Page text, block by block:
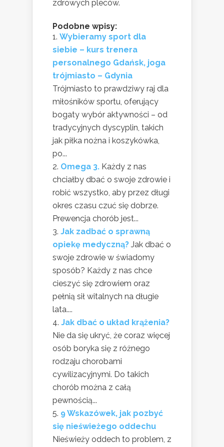
zdrowych pleców.
Podobne wpisy:
Wybieramy sport dla
siebie – kurs trenera
personalnego Gdańsk, joga
trójmiasto – Gdynia
Trójmiasto to prawdziwy raj dla
miłośników sportu, oferujący
bogaty wybór aktywności – od
tradycyjnych dyscyplin, takich
jak piłka nożna i koszykówka,
po...
Omega 3. Każdy z nas
chciałby dbać o swoje zdrowie i
robić wszystko, aby przez długi
okres czasu czuć się dobrze.
Prewencja chorób jest...
Jak zadbać o sprawną
opiekę medyczną? Jak dbać o
swoje zdrowie w świadomy
sposób? Każdy z nas chce
cieszyć się zdrowiem oraz
pełnią sił witalnych na długie
lata....
Jak dbać o układ krążenia?
Nie da się ukryć, że coraz więcej
osób boryka się z różnego
rodzaju chorobami
cywilizacyjnymi. Do takich
chorób można z całą
pewnością...
9 Wskazówek, jak pozbyć
się nieświeżego oddechu
Nieświeży oddech to problem, z